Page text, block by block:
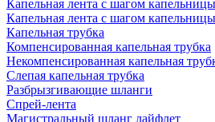
Капельная лента с шагом
Капельная лента с шагом
Капельная трубка
Компенсированная капельная трубка
Некомпенсированная капельная
Слепая капельная трубка
Разбрызгивающие шланги
Спрей-лента
Магистральный шланг лайфлет